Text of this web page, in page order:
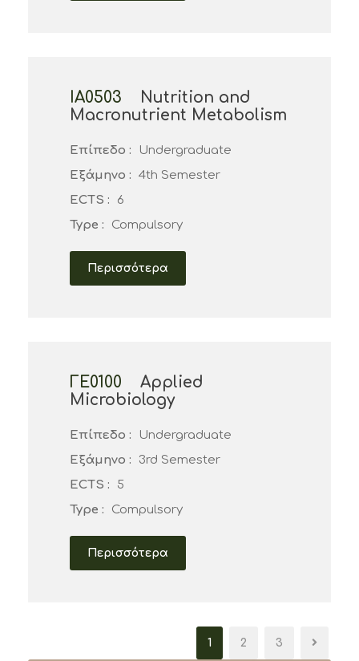
ΙΑ0503
Nutrition and
Macronutrient Metabolism
Επίπεδο :
Undergraduate
Εξάμηνο : 4th Semester
ECTS :
6
Type :
Compulsory
Περισσότερα
ΓΕ0100
Applied
Microbiology
Επίπεδο :
Undergraduate
Εξάμηνο :
3rd Semester
ECTS :
5
Type :
Compulsory
Περισσότερα
1 2 3